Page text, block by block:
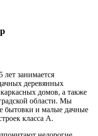
занимается
деревянных
домов, а также
области. Мы
бытовки и малые дачные
класса А.